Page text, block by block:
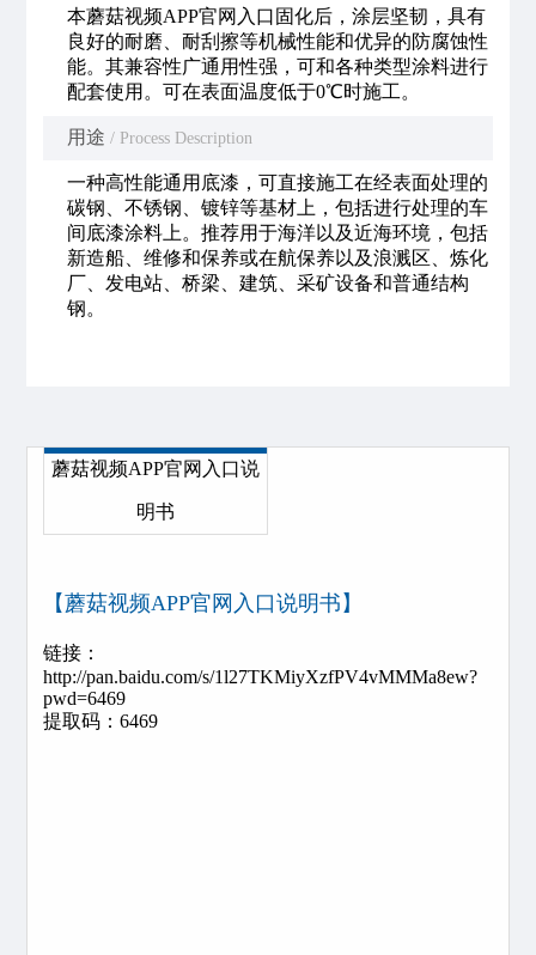
本蘑菇视频APP官网入口固化后，涂层坚韧，具有
良好的耐磨、耐刮擦等机械性能和优异的防腐蚀性
能。其兼容性广通用性强，可和各种类型涂料进行
配套使用。可在表面温度低于0℃时施工。
用途 / Process Description
一种高性能通用底漆，可直接施工在经表面处理的
碳钢、不锈钢、镀锌等基材上，包括进行处理的车
间底漆涂料上。推荐用于海洋以及近海环境，包括
新造船、维修和保养或在航保养以及浪溅区、炼化
厂、发电站、桥梁、建筑、采矿设备和普通结构
钢。
蘑菇视频APP官网入口说
明书
【蘑菇视频APP官网入口说明书】
链接：
http://pan.baidu.com/s/1l27TKMiyXzfPV4vMMMa8ew?
pwd=6469
提取码：6469